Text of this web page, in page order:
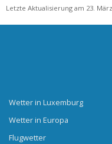
Letzte Aktualisierung am 23.
Wetter in Luxemburg
Wetter in Europa
Flugwetter